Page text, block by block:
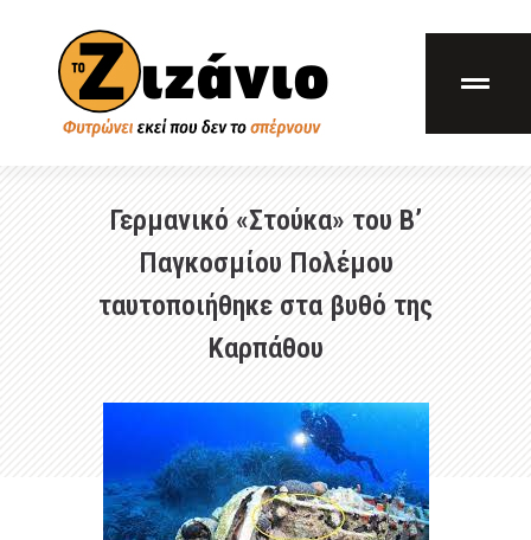
Γερμανικό «Στούκα» του Β’
Παγκοσμίου Πολέμου
ταυτοποιήθηκε στα βυθό της
Καρπάθου